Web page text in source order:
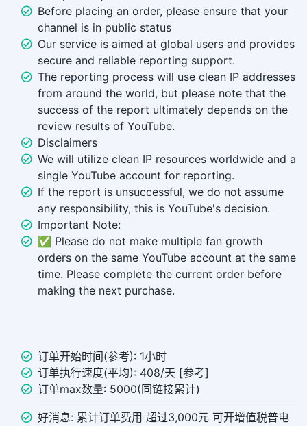
Before placing an order, please ensure that your
channel is in public status
Our service is aimed at global users and provides
secure and reliable reporting support.
The reporting process will use clean IP addresses
from around the world, but please note that the
success of the report ultimately depends on the
review results of YouTube.
Disclaimers
We will utilize clean IP resources worldwide and a
single YouTube account for reporting.
If the report is unsuccessful, we do not assume
any responsibility, this is YouTube's decision.
Important Note:
✅ Please do not make multiple fan growth
orders on the same YouTube account at the same
time. Please complete the current order before
making the next purchase.
订单开始时间(参考): 1小时
订单执行速度(平均): 408/天 [参考]
订单max数量: 5000(同链接累计)
好消息: 累计订单费用 超过3,000元 可开增值税普电